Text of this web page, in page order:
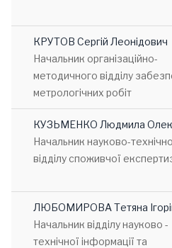
КРУТОВ Сергій Леонідович
Начальник організаційно-
методичного відділу
метрологічних робіт
КУЗЬМЕНКО Людмила
Начальник науково-
відділу споживчої
ЛЮБОМИРОВА Тетяна
Начальник відділу науково -
технічної інформації та